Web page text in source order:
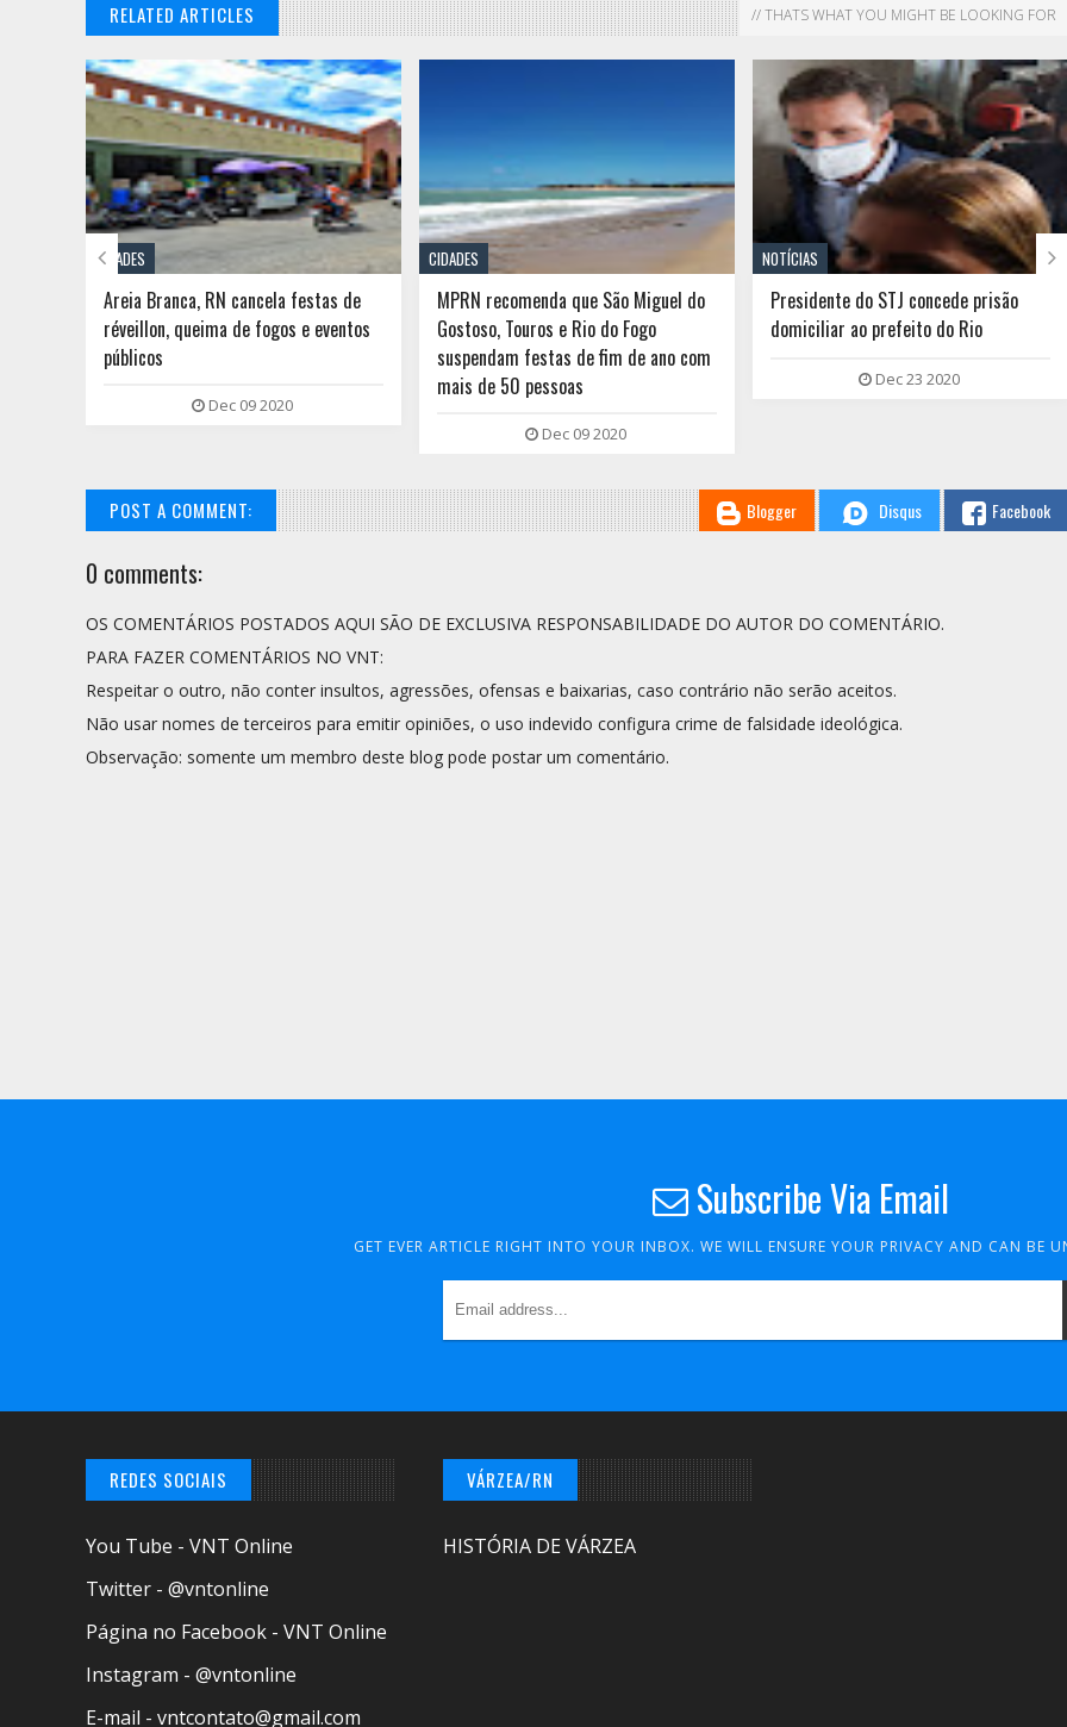
RELATED ARTICLES // THATS WHAT YOU MIGHT BE LOOKING FOR
CIDADES
Areia Branca, RN cancela festas de
réveillon, queima de fogos e eventos
públicos
Dec 09 2020
CIDADES
MPRN recomenda que São Miguel do
Gostoso, Touros e Rio do Fogo
suspendam festas de fim de ano com
mais de 50 pessoas
Dec 09 2020
NOTÍCIAS
Presidente do STJ concede prisão
domiciliar ao prefeito do Rio
Dec 23 2020
 
POST A COMMENT: Blogger Disqus Facebook
0 comments:
OS COMENTÁRIOS POSTADOS AQUI SÃO DE EXCLUSIVA RESPONSABILIDADE DO AUTOR DO COMENTÁRIO.
PARA FAZER COMENTÁRIOS NO VNT:
Respeitar o outro, não conter insultos, agressões, ofensas e baixarias, caso contrário não serão aceitos.
Não usar nomes de terceiros para emitir opiniões, o uso indevido configura crime de falsidade ideológica.
Observação: somente um membro deste blog pode postar um comentário.
Subscribe Via Email
GET EVER ARTICLE RIGHT INTO YOUR INBOX. WE WILL ENSURE YOUR PRIVACY AND CAN BE
REDES SOCIAIS
You Tube - VNT Online
Twitter - @vntonline
Página no Facebook - VNT Online
Instagram - @vntonline
E-mail - vntcontato@gmail.com
VÁRZEA/RN
HISTÓRIA DE VÁRZEA